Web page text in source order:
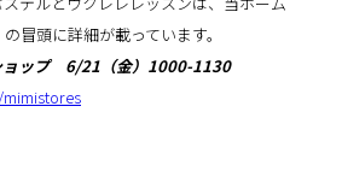
冒頭に詳細が載っています。
ョップ 6/21（金）1000-1130